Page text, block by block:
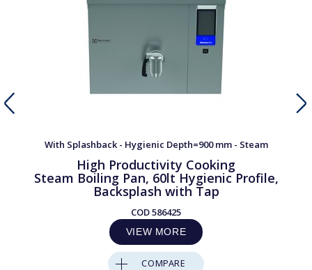
With Splashback - Hygienic Depth=900 mm - Steam
High Productivity Cooking
Steam Boiling Pan, 60lt Hygienic Profile,
Backsplash with Tap
COD586425
VIEW MORE
COMPARE